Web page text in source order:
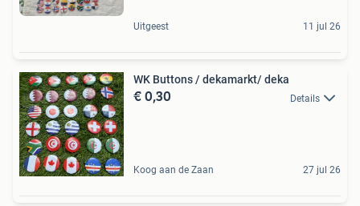
Uitgeest 11 jul 26
WK Buttons / dekamarkt/ deka
€ 0,30 Details
Koog aan de Zaan 27 jul 26